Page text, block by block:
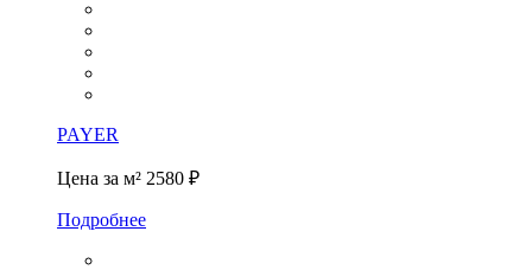
PAYER
Цена за м² 2580 ₽
Подробнее